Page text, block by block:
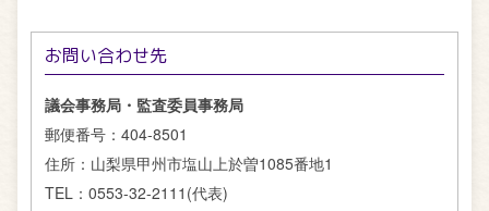
お問い合わせ先
議会事務局・監査委員事務局
郵便番号： 404-8501
住所： 山梨県甲州市塩山上於曽1085番地1
TEL： 0553-32-2111(代表)